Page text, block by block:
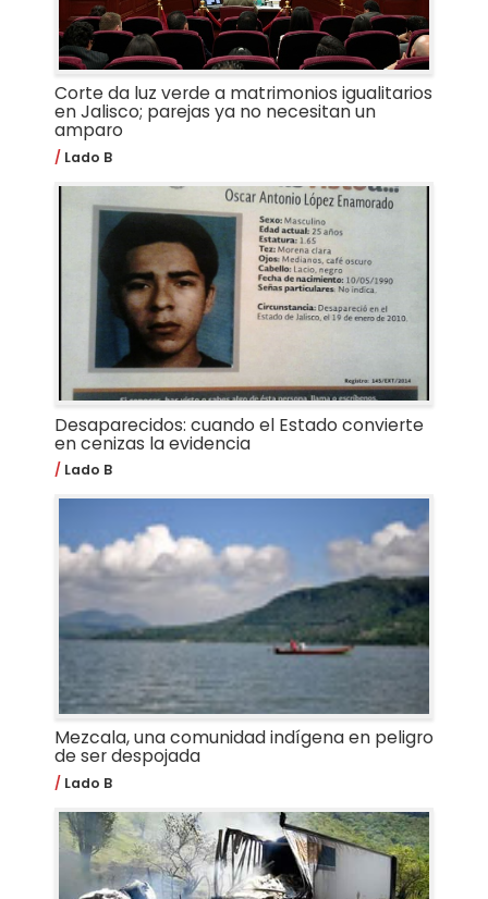
Corte da luz verde a matrimonios igualitarios
en Jalisco; parejas ya no necesitan un
amparo
Lado B
Desaparecidos: cuando el Estado convierte
en cenizas la evidencia
Lado B
Mezcala, una comunidad indígena en peligro
de ser despojada
Lado B